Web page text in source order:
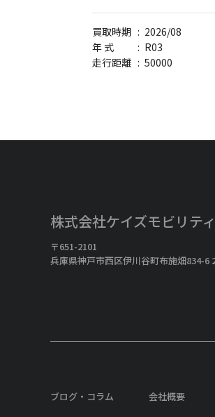
買取時期 : 2026/08
年 式
: R03
走行距離 : 50000
株式会社ケイズモビリティ
〒651-2101
兵庫県神戸市西区伊川谷町布施畑834-6
ブログ・コラム 会社概要